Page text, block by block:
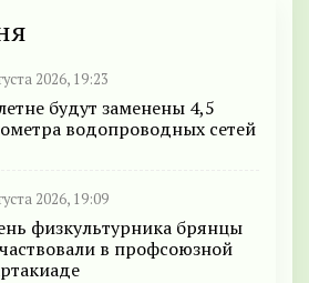
2026, 19:23
будут заменены 4,5
водопроводных сетей
2026, 19:09
физкультурника брянцы
в профсоюзной